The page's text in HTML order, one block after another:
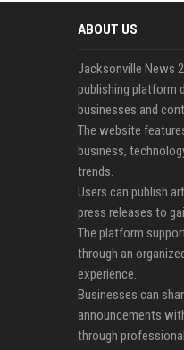
ABOUT US
Jacksonville News
publishing platform
businesses and
The website
business,
trends.
Users can publish
press releases to
The platform
through an
experience.
Businesses can
announcements
through